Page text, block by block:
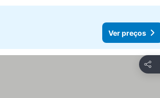
Ver preços